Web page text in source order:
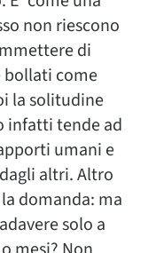
non riescono
di
bollati come
la solitudine
infatti tende ad
umani e
altri. Altro
domanda: ma
solo a